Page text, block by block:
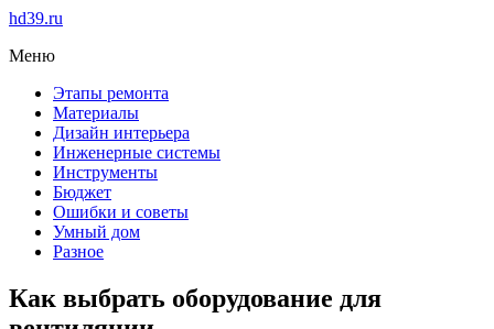
hd39.ru
Меню
Этапы ремонта
Материалы
Дизайн интерьера
Инженерные системы
Инструменты
Бюджет
Ошибки и советы
Умный дом
Разное
Как выбрать оборудование для